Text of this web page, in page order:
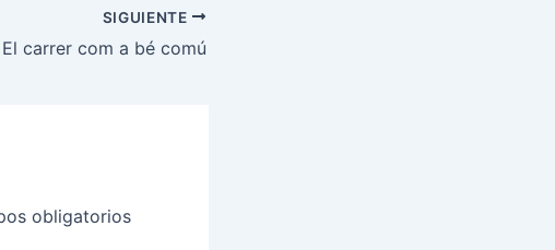
SIGUIENTE
El carrer com a bé comú
obligatorios